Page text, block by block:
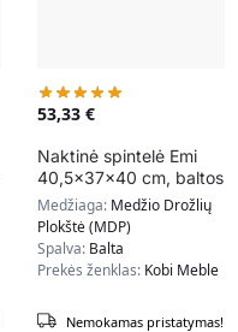
53,33 €
Naktinė spintelė Emi
40,5x37x40 cm, baltos
/ smėlio spalvos
Medžiaga: Medžio Drožlių
Plokštė (MDP)
Spalva: Balta
Prekės ženklas: Kobi Meble
Nemokamas pristatymas!